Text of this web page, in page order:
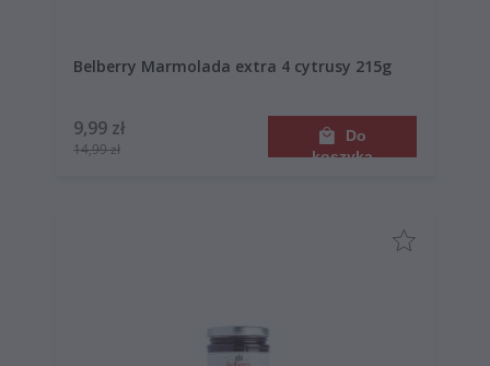
Belberry Marmolada extra 4 cytrusy 215g
9,99 zł
14,99 zł
Do
koszyka